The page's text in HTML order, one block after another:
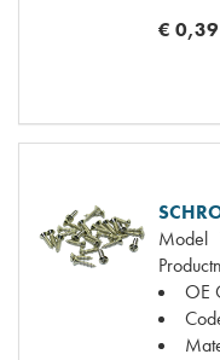
€ 0,39
Model
OE